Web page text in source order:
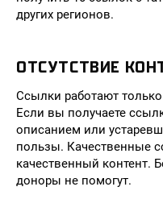
других регионов.
ОТСУТСТВИЕ
Ссылки работают только
Если вы получаете
описанием или
пользы. Качественные
качественный контент.
доноры не помогут.